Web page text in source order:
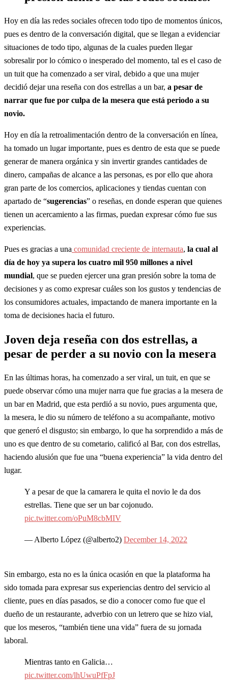
Hoy en día las redes sociales ofrecen todo tipo de momentos únicos,
pues es dentro de la conversación digital, que se llegan a evidenciar
situaciones de todo tipo, algunas de la cuales pueden llegar
sobresalir por lo cómico o inesperado del momento, tal es el caso de
un tuit que ha comenzado a ser viral, debido a que una mujer
decidió dejar una reseña con dos estrellas a un bar, a pesar de
narrar que fue por culpa de la mesera que está periodo a su
novio.
Hoy en día la retroalimentación dentro de la conversación en línea,
ha tomado un lugar importante, pues es dentro de esta que se puede
generar de manera orgánica y sin invertir grandes cantidades de
dinero, campañas de alcance a las personas, es por ello que ahora
gran parte de los comercios, aplicaciones y tiendas cuentan con
apartado de “sugerencias” o reseñas, en donde esperan que quienes
tienen un acercamiento a las firmas, puedan expresar cómo fue sus
experiencias.
Pues es gracias a una comunidad creciente de internauta, la cual al
día de hoy ya supera los cuatro mil 950 millones a nivel
mundial, que se pueden ejercer una gran presión sobre la toma de
decisiones y as como expresar cuáles son los gustos y tendencias de
los consumidores actuales, impactando de manera importante en la
toma de decisiones hacia el futuro.
Joven deja reseña con dos estrellas, a
pesar de perder a su novio con la mesera
En las últimas horas, ha comenzado a ser viral, un tuit, en que se
puede observar cómo una mujer narra que fue gracias a la mesera de
un bar en Madrid, que esta perdió a su novio, pues argumenta que,
la mesera, le dio su número de teléfono a su acompañante, motivo
que generó el disgusto; sin embargo, lo que ha sorprendido a más de
uno es que dentro de su cometario, calificó al Bar, con dos estrellas,
haciendo alusión que fue una “buena experiencia” la vida dentro del
lugar.
Y a pesar de que la camarera le quita el novio le da dos
estrellas. Tiene que ser un bar cojonudo.
pic.twitter.com/oPuM8cbMIV
— Alberto López (@alberto2) December 14, 2022
Sin embargo, esta no es la única ocasión en que la plataforma ha
sido tomada para expresar sus experiencias dentro del servicio al
cliente, pues en días pasados, se dio a conocer como fue que el
dueño de un restaurante, adverbio con un letrero que se hizo vial,
que los meseros, “también tiene una vida” fuera de su jornada
laboral.
Mientras tanto en Galicia…
pic.twitter.com/lhUwuPfFpJ